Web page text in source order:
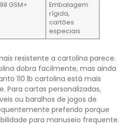
GSM+
Embalagem
rígida,
cartões
especiais
resistente a cartolina parece.
dobra facilmente, mas ainda
110 lb cartolina está mais
Para cartas personalizadas,
​​ou baralhos de jogos de
preferido porque
para manuseio frequente.